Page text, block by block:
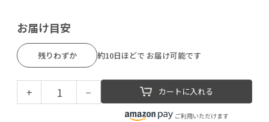
お届け目安
残りわずか 約10日ほどで お届け可能です
+ − カートに入れる
ご利用いただけます